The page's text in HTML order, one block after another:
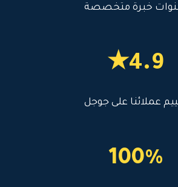
خبرة متخصصة
4.9★
عملائنا على جوجل
100%